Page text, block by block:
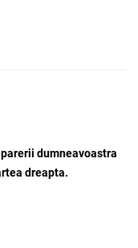
dumneavoastra
dreapta.